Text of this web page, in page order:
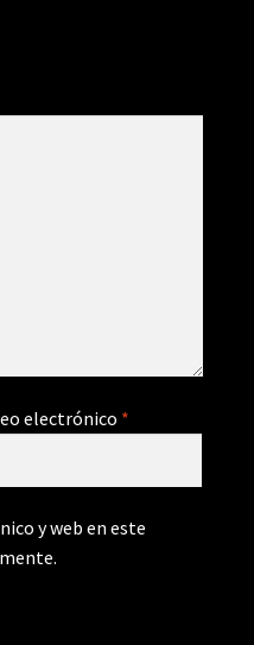
electrónico *
y web en este